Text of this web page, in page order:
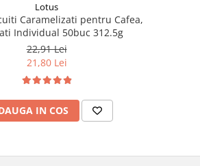
Lotus
Caramelizati pentru Cafea,
Individual 50buc 312.5g
22,91 Lei
21,80 Lei
IN COS